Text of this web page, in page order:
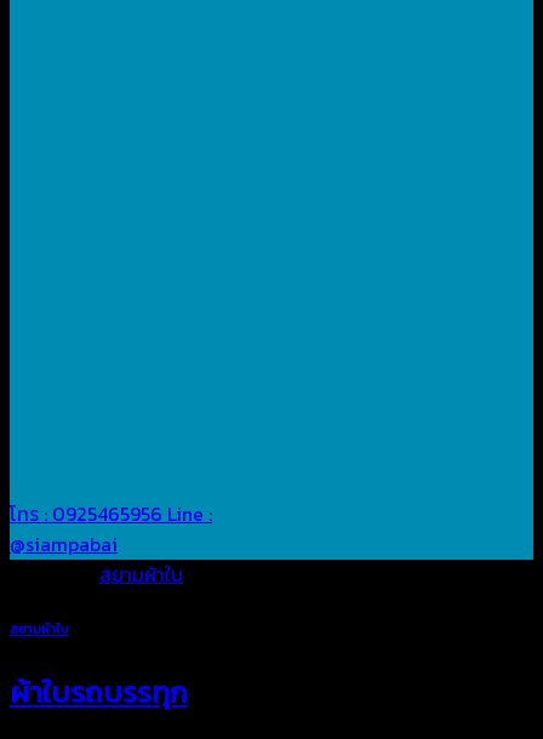
โทร : 0925465956 Line :
@siampabai
สยามผ้าใบ
สยามผ้าใบ
ผ้าใบรถบรรทุก